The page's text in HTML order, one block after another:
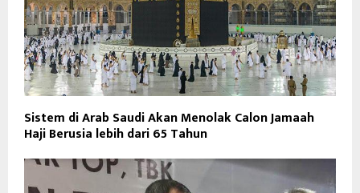
Sistem di Arab Saudi Akan Menolak Calon Jamaah
Haji Berusia lebih dari 65 Tahun